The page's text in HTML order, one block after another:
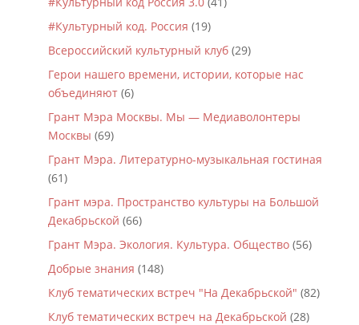
#Культурный код. Россия (19)
Всероссийский культурный клуб(29)
Герои нашего времени, истории, которые нас
объединяют(6)
Грант Мэра Москвы. Мы — Медиаволонтеры
Москвы (69)
Грант Мэра. Литературно-музыкальная гостиная
(61)
Грант мэра. Пространство культуры на Большой
Декабрьской (66)
Грант Мэра. Экология. Культура. Общество(56)
Добрые знания (148)
Клуб тематических встреч "На Декабрьской" (82)
Клуб тематических встреч на Декабрьской (28)